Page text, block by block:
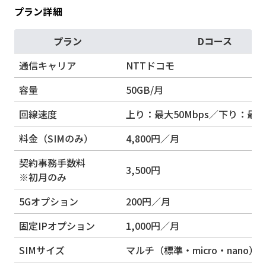
プラン詳細
プラン
Dコース
通信キャリア
NTTドコモ
容量
50GB/月
回線速度
上り：最大50Mbps／下り：最
料金（SIMのみ）
4,800円／月
契約事務手数料
※初月のみ
3,500円
5Gオプション
200円／月
固定IPオプション
1,000円／月
SIMサイズ
マルチ（標準・micro・nano）